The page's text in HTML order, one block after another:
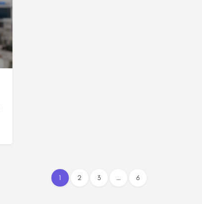
1 2 3 … 6